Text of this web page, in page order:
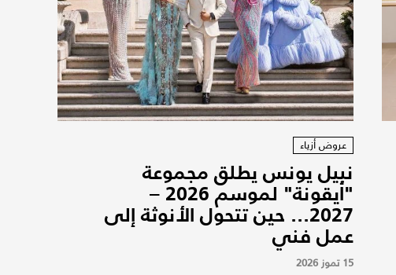
عروض أزياء
نبيل يونس يطلق مجموعة
"أيقونة" لموسم 2026 –
2027... حين تتحول الأنوثة إلى
عمل فني
15 تموز 2026